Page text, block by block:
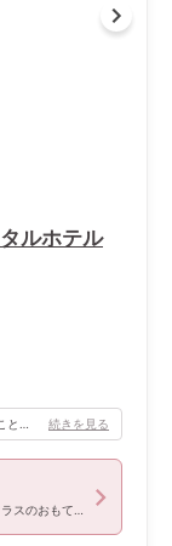
ルホテル
白い披露宴会場だったので、ナチュラルな雰囲気にすることができました。私たちは高砂をソファにしましたが、ゲストとの距離が近く装花も可愛くておすすめです。 続きを見る
【洗練されたホテルウェディング】五ツ星クラスのおもてなしを体験！黒毛和牛4万試食で美食を堪能！骨格診断＆お似合いドレス提案付き